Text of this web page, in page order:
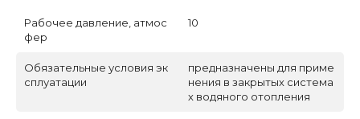
Рабочее давление, атмос
фер
10
Обязательные условия эк
сплуатации
предназначены для приме
нения в закрытых система
х водяного отопления